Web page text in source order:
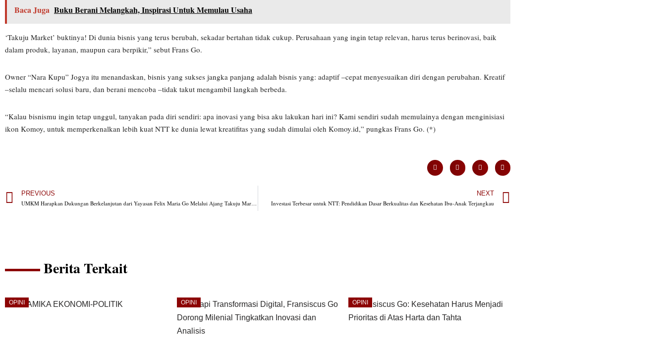
Baca Juga Buku Berani Melangkah, Inspirasi Untuk Memulau Usaha
‘Takuju Market’ buktinya! Di dunia bisnis yang terus berubah, sekadar bertahan tidak cukup. Perusahaan yang ingin tetap relevan, harus terus berinovasi, baik
dalam produk, layanan, maupun cara berpikir,” sebut Frans Go.
Owner “Nara Kupu” Jogya itu menandaskan, bisnis yang sukses jangka panjang adalah bisnis yang: adaptif –cepat menyesuaikan diri dengan perubahan. Kreatif
–selalu mencari solusi baru, dan berani mencoba –tidak takut mengambil langkah berbeda.
“Kalau bisnismu ingin tetap unggul, tanyakan pada diri sendiri: apa inovasi yang bisa aku lakukan hari ini? Kami sendiri sudah memulainya dengan menginisiasi
ikon Komoy, untuk memperkenalkan lebih kuat NTT ke dunia lewat kreatifitas yang sudah dimulai oleh Komoy.id,” pungkas Frans Go. (*)
PREVIOUS
UMKM Harapkan Dukungan Berkelanjutan dari Yayasan Felix Maria Go Melalui Ajang Takuju Market
NEXT
Investasi Terbesar untuk NTT: Pendidikan Dasar Berkualitas dan Kesehatan Ibu-Anak Terjangkau
Berita Terkait
OPINI OPINI OPINI